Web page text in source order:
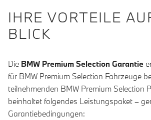
IHRE VORTEILE
BLICK
Die BMW Premium Selection Garantie
für BMW Premium Selection Fahrzeuge
teilnehmenden BMW Premium Selection
beinhaltet folgendes Leistungspaket –
Garantiebedingungen: